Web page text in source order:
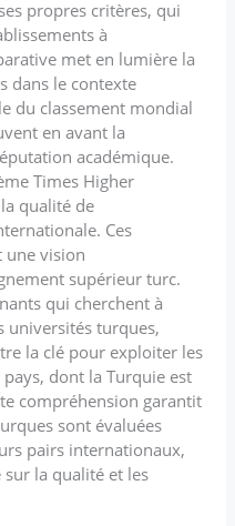
propres critères, qui
à
met en lumière la
dans le contexte
du classement mondial
en avant la
académique.
Times Higher
qualité de
Ces
une vision
supérieur turc.
qui cherchent à
universités turques,
la clé pour exploiter les
dont la Turquie est
compréhension garantit
sont évaluées
pairs internationaux,
la qualité et les